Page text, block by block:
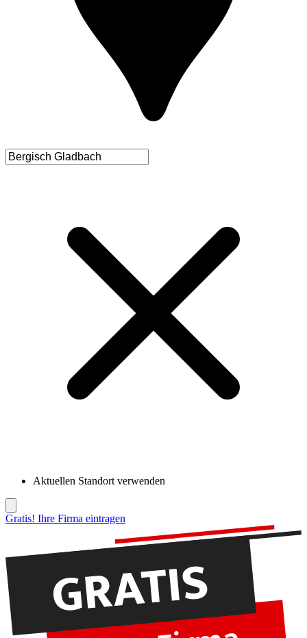
Aktuellen Standort verwenden
Gratis! Ihre Firma eintragen